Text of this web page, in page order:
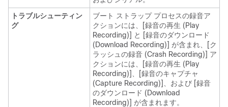
トラブルシューティン
グ
ブート ストラップ プロセスの録音ア
クションには、[録音の再生 (Play
Recording)] と [録音のダウンロード
(Download Recording)] が含まれ、[ク
ラッシュの録音 (Crash Recording)] ア
クションには、[録音の再生 (Play
Recording)]、[録音のキャプチャ
(Capture Recording)]、および [録音
のダウンロード (Download
Recording)] が含まれます。